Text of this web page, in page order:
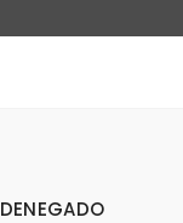
DENEGADO